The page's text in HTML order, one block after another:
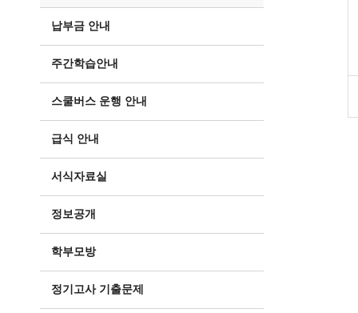
납부금 안내
주간학습안내
스쿨버스 운행 안내
급식 안내
서식자료실
정보공개
학부모방
정기고사 기출문제